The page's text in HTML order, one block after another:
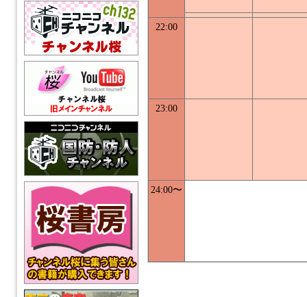
22:00
23:00
24:00〜